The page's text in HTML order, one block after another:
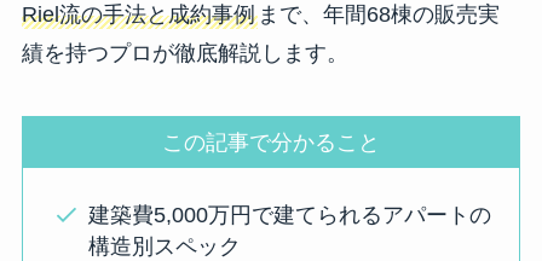
Riel流の手法と成約事例まで、年間68棟の販売実
績を持つプロが徹底解説します。
この記事で分かること
建築費5,000万円で建てられるアパートの
構造別スペック